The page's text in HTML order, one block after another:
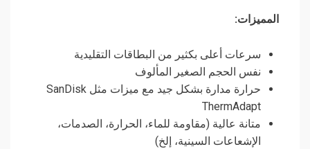
المميزات:
سرعات أعلى بكثير من البطاقات التقليدية
نفس الحجم الصغير المألوف
حرارة مدارة بشكل جيد مع ميزات مثل SanDisk
ThermAdapt
متانة عالية (مقاومة للماء، الحرارة، الصدمات،
الإشعاعات السينية، إلخ)